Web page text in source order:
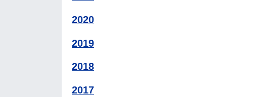
2020
2019
2018
2017